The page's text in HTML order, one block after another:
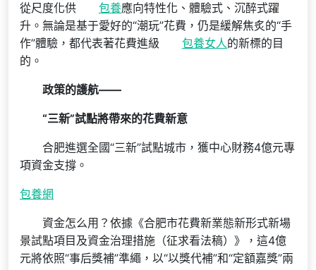
從尺度化供
包養應向特性化、體驗式、沉醉式躍
升。無論是基于愛好的“潮玩”花費，仍是緩解焦炙的“手
作”體驗，都代表著花費進級
包養女人的新標的目
的。
政策的護航——
“三新”試點將帶來的花費新意
合肥進選全國“三新”試點城市，獲中心財務4億元專
項資金支撐。
包養網
資金怎么用？依據《合肥市花費新業態新形式新場
景試點項目及資金治理措施（征求看法稿）》，這4億
元將依照“事后獎補”準繩，以“以獎代補”和“定額嘉獎”兩